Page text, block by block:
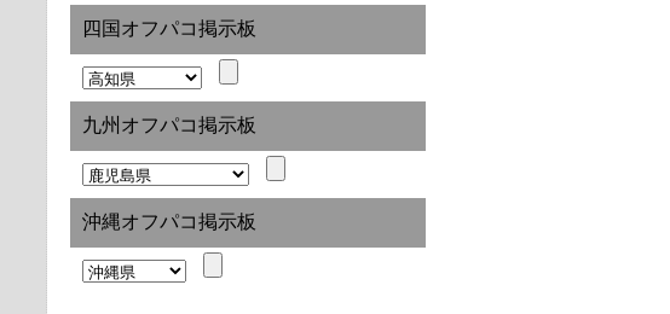
四国オフパコ掲示板
九州オフパコ掲示板
沖縄オフパコ掲示板